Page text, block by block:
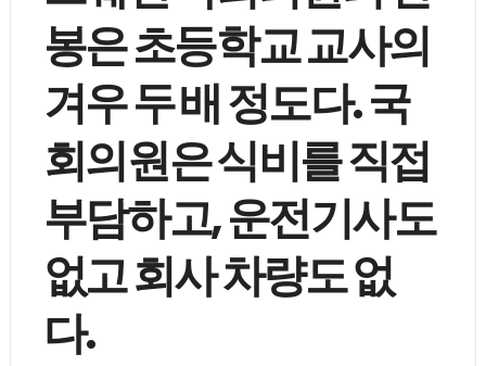
봉은 초등학교 교사의
겨우 두 배 정도다. 국
회의원은 식비를 직접
부담하고, 운전기사도
없고 회사 차량도 없
다.